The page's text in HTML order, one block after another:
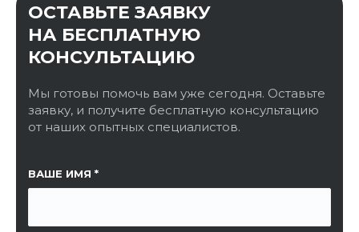
ОСТАВЬТЕ ЗАЯВКУ
НА БЕСПЛАТНУЮ
КОНСУЛЬТАЦИЮ
Мы готовы помочь вам уже сегодня. Оставьте
заявку, и получите бесплатную консультацию
от наших опытных специалистов.
ВАШЕ ИМЯ
ССЫЛКА НА СТРАНИЦУ